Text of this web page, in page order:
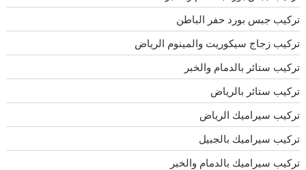
تركيب جبس بورد حفر الباطن
تركيب زجاج سيكوريت والمينوم الرياض
تركيب ستائر بالدمام والخبر
تركيب ستائر بالرياض
تركيب سيراميك الرياض
تركيب سيراميك بالجبيل
تركيب سيراميك بالدمام والخبر